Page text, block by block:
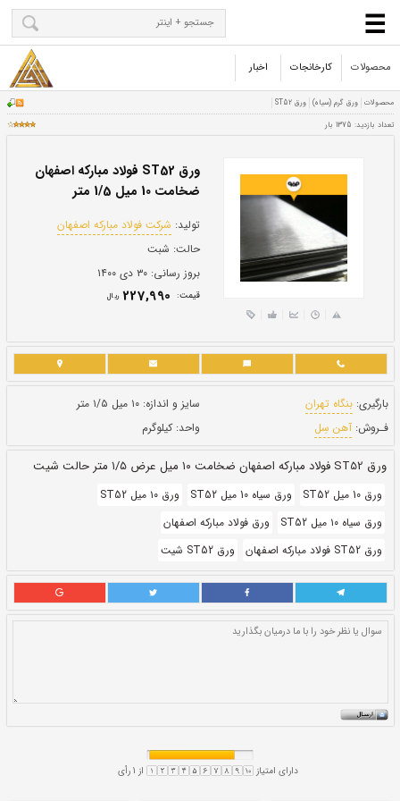
محصولات کارخانجات اخبار
ورق ST52 فولاد مبارکه اصفهان
ضخامت 10 میل 1/5 متر
تولید:شرکت فولاد مبارکه اصفهان
حالت:
بروز رسانی: ۳۰ دی ۱۴۰۰
قيمت: 227,990ريال
واحد:کیلوگرم